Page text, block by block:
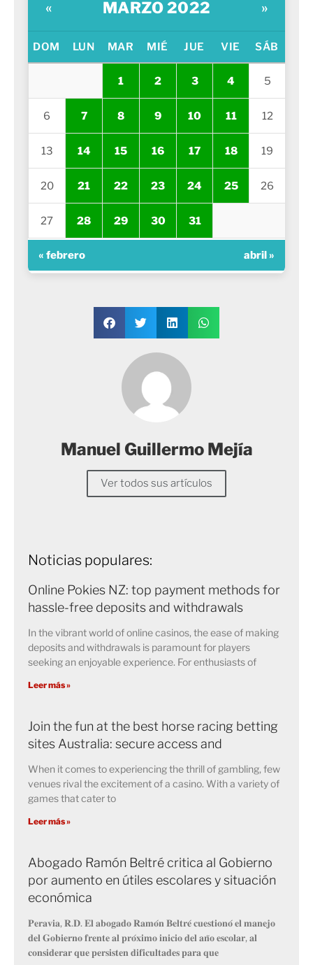
« MARZO 2022 »
DOM LUN MAR MIÉ JUE VIE SÁB
1 2 3 4 5
6 7 8 9 10 11 12
13 14 15 16 17 18 19
20 21 22 23 24 25 26
27 28 29 30 31
« febrero abril »
Manuel Guillermo Mejía
Ver todos sus artículos
Noticias populares:
Online Pokies NZ: top payment methods for
hassle-free deposits and withdrawals
In the vibrant world of online casinos, the ease of making
deposits and withdrawals is paramount for players
seeking an enjoyable experience. For enthusiasts of
Leer más »
Join the fun at the best horse racing betting
sites Australia: secure access and
When it comes to experiencing the thrill of gambling, few
venues rival the excitement of a casino. With a variety of
games that cater to
Leer más »
Abogado Ramón Beltré critica al Gobierno
por aumento en útiles escolares y situación
económica
𝐏𝐞𝐫𝐚𝐯𝐢𝐚, 𝐑.𝐃. 𝐄𝐥 𝐚𝐛𝐨𝐠𝐚𝐝𝐨 𝐑𝐚𝐦𝐨́𝐧 𝐁𝐞𝐥𝐭𝐫𝐞́ 𝐜𝐮𝐞𝐬𝐭𝐢𝐨𝐧𝐨́ 𝐞𝐥 𝐦𝐚𝐧𝐞𝐣𝐨
𝐝𝐞𝐥 𝐆𝐨𝐛𝐢𝐞𝐫𝐧𝐨 𝐟𝐫𝐞𝐧𝐭𝐞 𝐚𝐥 𝐩𝐫𝐨́𝐱𝐢𝐦𝐨 𝐢𝐧𝐢𝐜𝐢𝐨 𝐝𝐞𝐥 𝐚𝐧̃𝐨 𝐞𝐬𝐜𝐨𝐥𝐚𝐫, 𝐚𝐥
𝐜𝐨𝐧𝐬𝐢𝐝𝐞𝐫𝐚𝐫 𝐪𝐮𝐞 𝐩𝐞𝐫𝐬𝐢𝐬𝐭𝐞𝐧 𝐝𝐢𝐟𝐢𝐜𝐮𝐥𝐭𝐚𝐝𝐞𝐬 𝐩𝐚𝐫𝐚 𝐪𝐮𝐞